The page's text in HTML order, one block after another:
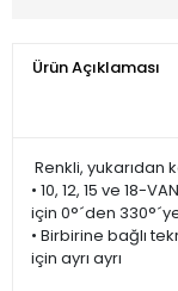
Ürün Açıklaması
Renkli, yukarıdan
• 10, 12, 15 ve 18-
için 0°´den
• Birbirine bağlı
için ayrı ayrı